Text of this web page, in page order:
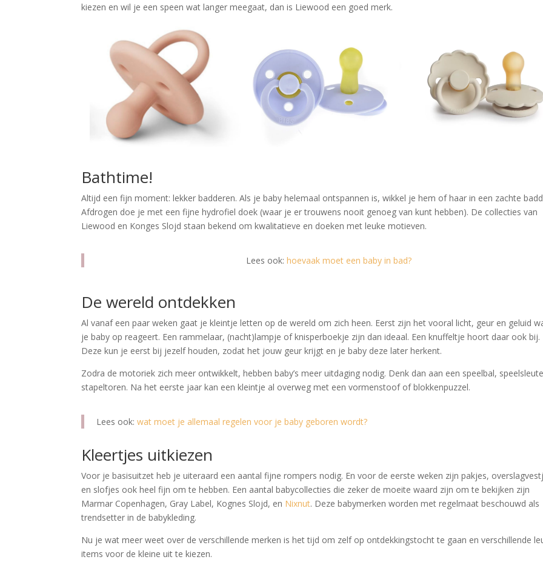
kiezen en wil je een speen wat langer meegaat, dan is Liewood een goed merk.
Bathtime!
Altijd een fijn moment: lekker badderen. Als je baby helemaal ontspannen is, wikkel je hem of haar in een zachte
Afdrogen doe je met een fijne hydrofiel doek (waar je er trouwens nooit genoeg van kunt hebben). De collecties van
Liewood en Konges Slojd staan bekend om kwalitatieve en doeken met leuke motieven.
Lees ook:hoevaak moet een baby in bad?
De wereld ontdekken
Al vanaf een paar weken gaat je kleintje letten op de wereld om zich heen. Eerst zijn het vooral licht, geur en geluid
je baby op reageert. Een rammelaar, (nacht)lampje of knisperboekje zijn dan ideaal. Een knuffeltje hoort daar ook bij.
Deze kun je eerst bij jezelf houden, zodat het jouw geur krijgt en je baby deze later herkent.
Zodra de motoriek zich meer ontwikkelt, hebben baby’s meer uitdaging nodig. Denk dan aan een speelbal,
stapeltoren. Na het eerste jaar kan een kleintje al overweg met een vormenstoof of blokkenpuzzel.
Lees ook:wat moet je allemaal regelen voor je baby geboren wordt?
Kleertjes uitkiezen
Voor je basisuitzet heb je uiteraard een aantal fijne rompers nodig. En voor de eerste weken zijn pakjes,
en slofjes ook heel fijn om te hebben. Een aantal babycollecties die zeker de moeite waard zijn om te bekijken zijn
Marmar Copenhagen, Gray Label, Kognes Slojd, en Nixnut. Deze babymerken worden met regelmaat beschouwd als
trendsetter in de babykleding.
Nu je wat meer weet over de verschillende merken is het tijd om zelf op ontdekkingstocht te gaan en verschillende
items voor de kleine uit te kiezen.